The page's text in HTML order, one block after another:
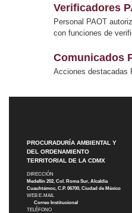
Verificadores
Personal PAOT
con funciones de
Comunicados
Acciones destacadas
PROCURADURÍA AMBIENTAL Y
DEL ORDENAMIENTO
TERRITORIAL DE LA CDMX
DIRECCIÓN
Medellín 202, Col. Roma Sur, Alcaldía
Cuauhtémoc, C.P. 06700, Ciudad de México
WEB E-MAIL
Correo Institucional
TELÉFONO